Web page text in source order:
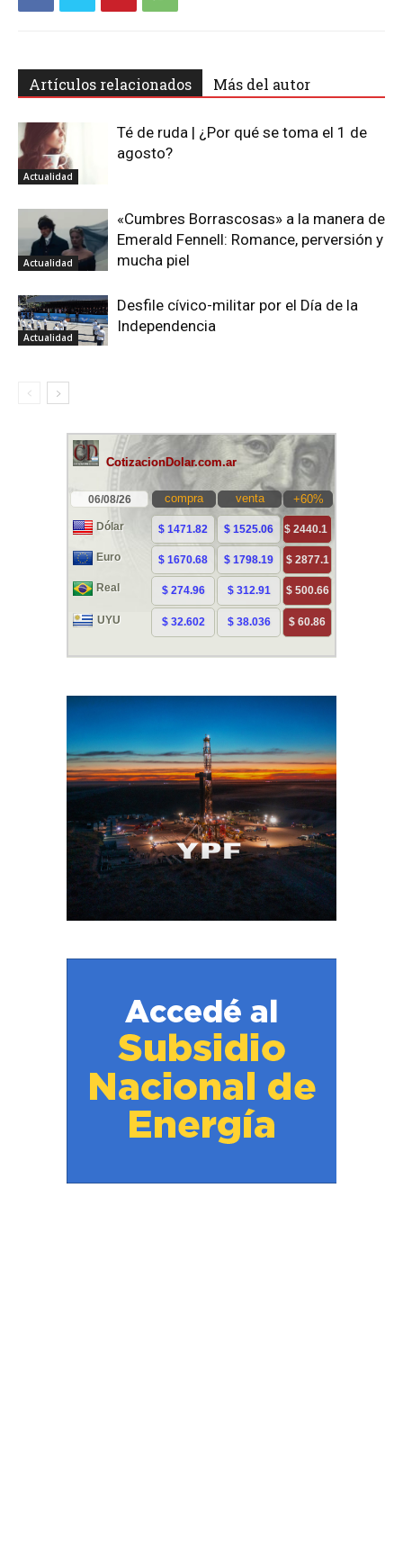
Artículos relacionados Más del autor
Actualidad
Té de ruda | ¿Por qué se toma el 1 de
agosto?
Actualidad
«Cumbres Borrascosas» a la manera de
Emerald Fennell: Romance, perversión y
mucha piel
Actualidad
Desfile cívico-militar por el Día de la
Independencia